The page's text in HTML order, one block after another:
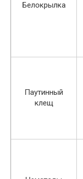
Белокрылка
Паутинный
клещ